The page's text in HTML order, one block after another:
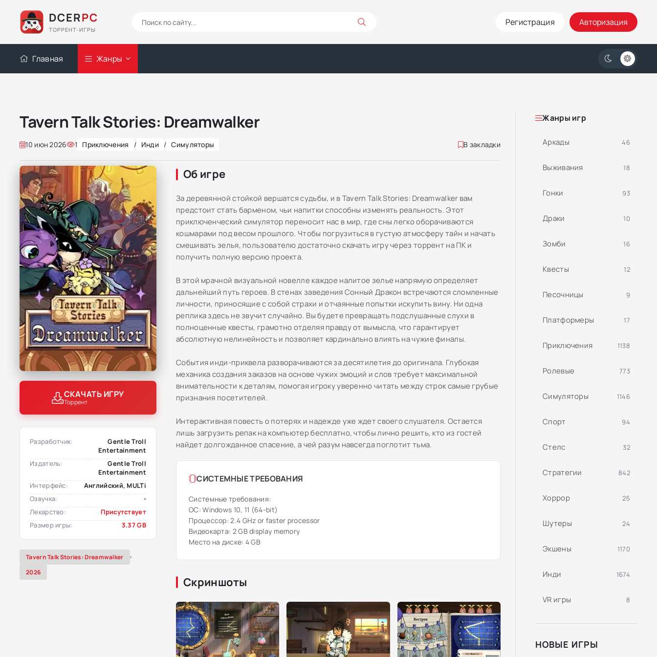
DCERPC
ТОРРЕНТ-ИГРЫ
Регистрация Авторизация
Главная Жанры
Tavern Talk Stories: Dreamwalker
10 июн 2026 1 Приключения / Инди / Симуляторы В закладки
СКАЧАТЬ ИГРУ
Торрент
Разработчик:
Gentle Troll
Entertainment
Издатель:
Gentle Troll
Entertainment
Интерфейс:
Английский, MULTi
Озвучка:
-
Лекарство:
Присутствует
Размер игры:
3.37 GB
Tavern Talk Stories: Dreamwalker ,
2026
Об игре
За деревянной стойкой вершатся судьбы, и в Tavern Talk Stories: Dreamwalker вам
предстоит стать барменом, чьи напитки способны изменять реальность. Этот
приключенческий симулятор переносит нас в мир, где сны легко оборачиваются
кошмарами под весом прошлого. Чтобы погрузиться в густую атмосферу тайн и начать
смешивать зелья, пользователю достаточно скачать игру через торрент на ПК и
получить полную версию проекта.
В этой мрачной визуальной новелле каждое налитое зелье напрямую определяет
дальнейший путь героев. В стенах заведения Сонный Дракон встречаются сломленные
личности, приносящие с собой страхи и отчаянные попытки искупить вину. Ни одна
реплика здесь не звучит случайно. Вы будете превращать подслушанные слухи в
полноценные квесты, грамотно отделяя правду от вымысла, что гарантирует
абсолютную нелинейность и позволяет кардинально влиять на чужие финалы.
События инди-приквела разворачиваются за десятилетия до оригинала. Глубокая
механика создания заказов на основе чужих эмоций и слов требует максимальной
внимательности к деталям, помогая игроку уверенно читать между строк самые грубые
признания посетителей.
Интерактивная повесть о потерях и надежде уже ждет своего слушателя. Остается
лишь загрузить репак на компьютер бесплатно, чтобы лично решить, кто из гостей
найдет долгожданное спасение, а чей разум навсегда поглотит тьма.
СИСТЕМНЫЕ ТРЕБОВАНИЯ
Системные требования:
ОС: Windows 10, 11 (64-bit)
Процессор: 2.4 GHz or faster processor
Видеокарта: 2 GB display memory
Место на диске: 4 GB
Скриншоты
Жанры игр
Аркады 46
Выживания 18
Гонки 93
Драки 10
Зомби 16
Квесты 12
Песочницы 9
Платформеры 17
Приключения 1138
Ролевые 773
Симуляторы 1146
Спорт 94
Стелс 32
Стратегии 842
Хоррор 25
Шутеры 24
Экшены 1170
Инди 1674
VR игры 8
НОВЫЕ ИГРЫ